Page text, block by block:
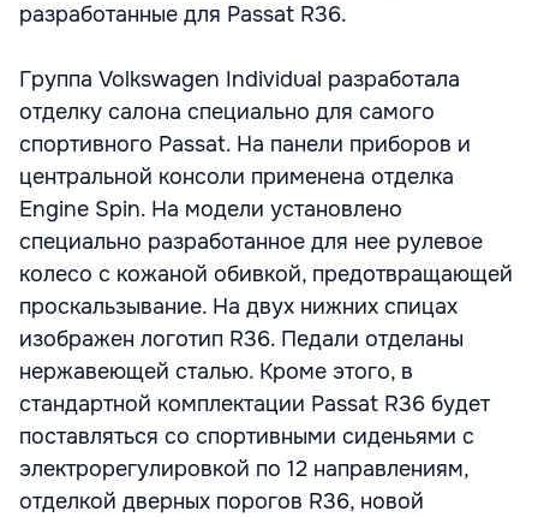
разработанные для Passat R36.
Группа Volkswagen Individual разработала
отделку салона специально для самого
спортивного Passat. На панели приборов и
центральной консоли применена отделка
Engine Spin. На модели установлено
специально разработанное для нее рулевое
колесо с кожаной обивкой, предотвращающей
проскальзывание. На двух нижних спицах
изображен логотип R36. Педали отделаны
нержавеющей сталью. Кроме этого, в
стандартной комплектации Passat R36 будет
поставляться со спортивными сиденьями с
электрорегулировкой по 12 направлениям,
отделкой дверных порогов R36, новой